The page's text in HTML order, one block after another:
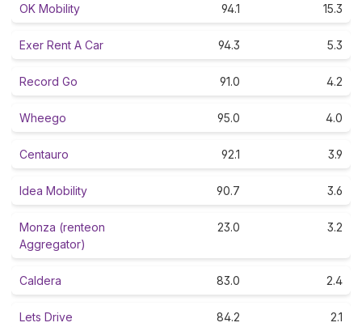
OK Mobility 94.1 15.3
Exer Rent A Car 94.3 5.3
Record Go 91.0 4.2
Wheego 95.0 4.0
Centauro 92.1 3.9
Idea Mobility 90.7 3.6
Monza (renteon
Aggregator)
23.0 3.2
Caldera 83.0 2.4
Lets Drive 84.2 2.1